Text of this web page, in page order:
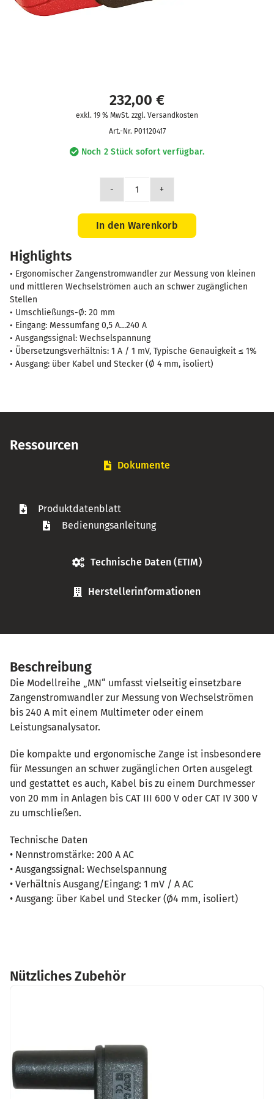
232,00 €
exkl. 19 % MwSt. zzgl. Versandkosten
Art.-Nr. P01120417
Noch 2 Stück sofort verfügbar.
Zange
CV
200/0.2
In den Warenkorb
Highlights
• Ergonomischer Zangenstromwandler zur Messung von kleinen
und mittleren Wechselströmen auch an schwer zugänglichen
Stellen
• Umschließungs-Ø: 20 mm
• Eingang: Messumfang 0,5 A…240 A
• Ausgangssignal: Wechselspannung
• Übersetzungsverhältnis: 1 A / 1 mV, Typische Genauigkeit ≤ 1%
• Ausgang: über Kabel und Stecker (Ø 4 mm, isoliert)
Ressourcen
Dokumente
Produktdatenblatt
Bedienungsanleitung
Technische Daten (ETIM)
Herstellerinformationen
Beschreibung
Die Modellreihe „MN“ umfasst vielseitig einsetzbare
Zangenstromwandler zur Messung von Wechselströmen
bis 240 A mit einem Multimeter oder einem
Leistungsanalysator.
Die kompakte und ergonomische Zange ist insbesondere
für Messungen an schwer zugänglichen Orten ausgelegt
und gestattet es auch, Kabel bis zu einem Durchmesser
von 20 mm in Anlagen bis CAT III 600 V oder CAT IV 300 V
zu umschließen.
Technische Daten
• Nennstromstärke: 200 A AC
• Ausgangssignal: Wechselspannung
• Verhältnis Ausgang/Eingang: 1 mV / A AC
• Ausgang: über Kabel und Stecker (Ø4 mm, isoliert)
Nützliches Zubehör